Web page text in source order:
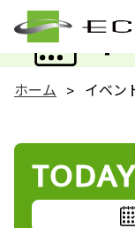
イ
ホーム イベン